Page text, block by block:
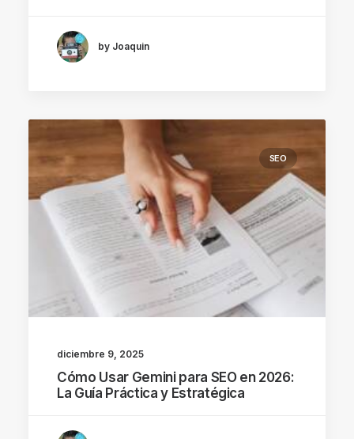
by Joaquin
SEO
diciembre 9, 2025
Cómo Usar Gemini para SEO en 2026:
La Guía Práctica y Estratégica